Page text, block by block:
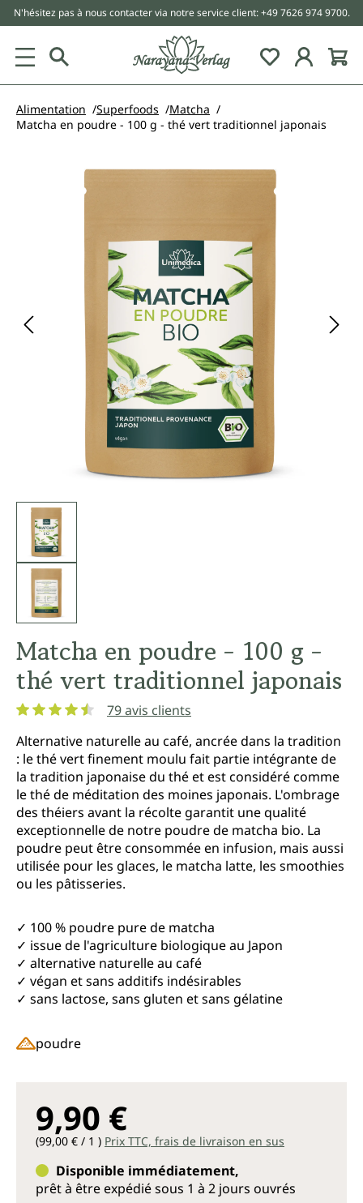
principal
N'hésitez pas à nous contacter via notre service client: +49 7626 974 9700.
Alimentation Superfoods
Matcha
Matcha en poudre - 100 g - thé vert traditionnel japonais
Ignorer la galerie d'images
Matcha en poudre - 100 g -
thé vert traditionnel japonais
79 avis clients
Alternative naturelle au café, ancrée dans la tradition
: le thé vert finement moulu fait partie intégrante de
la tradition japonaise du thé et est considéré comme
le thé de méditation des moines japonais. L'ombrage
des théiers avant la récolte garantit une qualité
exceptionnelle de notre poudre de matcha bio. La
poudre peut être consommée en infusion, mais aussi
utilisée pour les glaces, le matcha latte, les smoothies
ou les pâtisseries.
✓ 100 % poudre pure de matcha
✓ issue de l'agriculture biologique au Japon
✓ alternative naturelle au café
✓ végan et sans additifs indésirables
✓ sans lactose, sans gluten et sans gélatine
poudre
9,90 €
(99,00 € / 1 ) Prix TTC, frais de livraison en sus
Disponible immédiatement,
prêt à être expédié sous 1 à 2 jours ouvrés